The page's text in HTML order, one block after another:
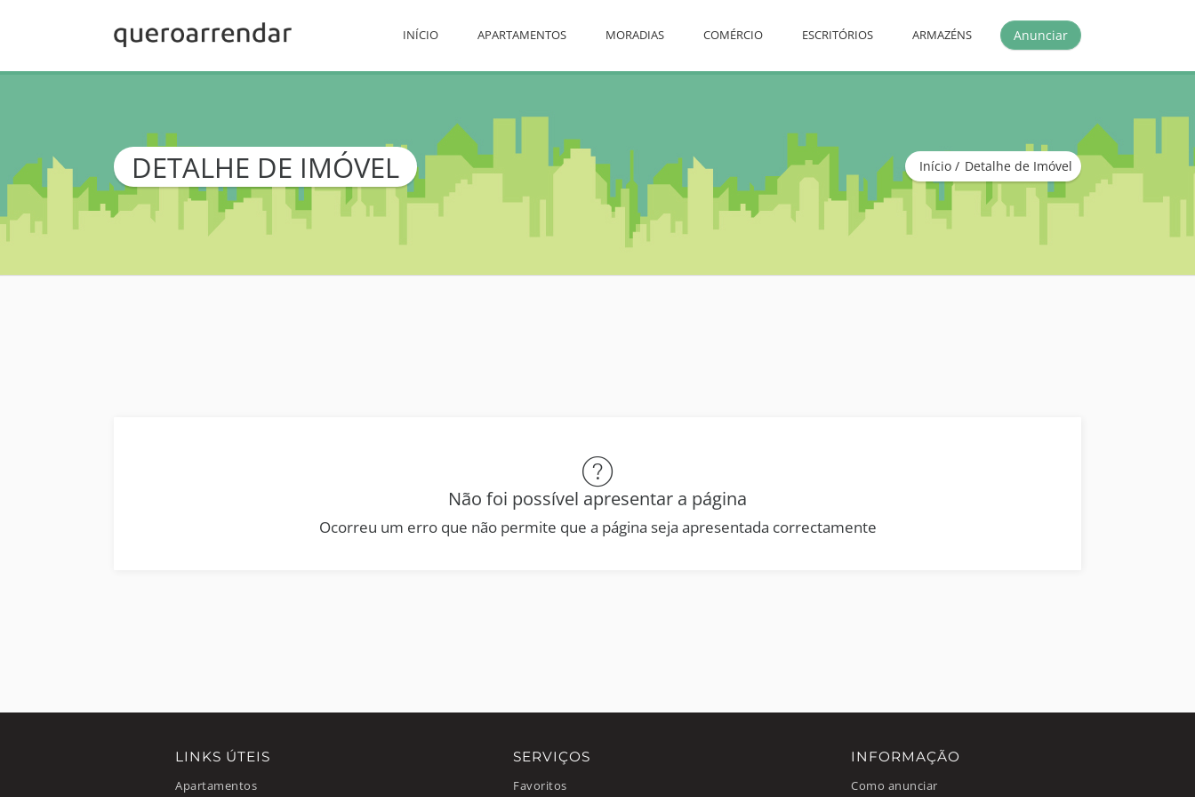
Anunciar
INÍCIO APARTAMENTOS MORADIAS COMÉRCIO ESCRITÓRIOS ARMAZÉNS
DETALHE DE IMÓVEL Início Detalhe de Imóvel
Não foi possível apresentar a página
Ocorreu um erro que não permite que a página seja apresentada correctamente
LINKS ÚTEIS
Apartamentos
SERVIÇOS
Favoritos
INFORMAÇÃO
Como anunciar